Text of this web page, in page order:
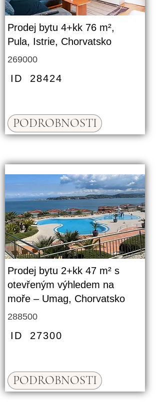
Prodej bytu 4+kk 76 m²,
Pula, Istrie, Chorvatsko
269000
ID 28424
PODROBNOSTI
Prodej bytu 2+kk 47 m² s
otevřeným výhledem na
moře – Umag, Chorvatsko
288500
ID 27300
PODROBNOSTI